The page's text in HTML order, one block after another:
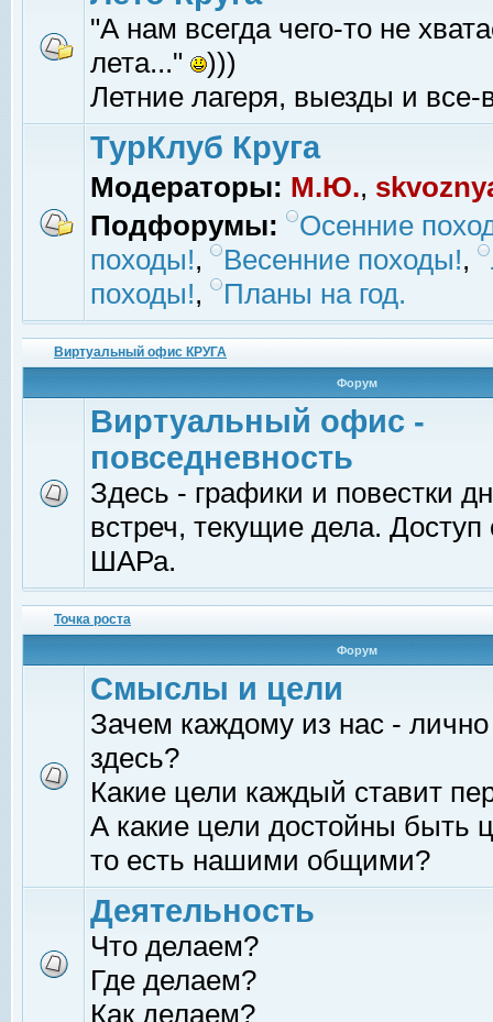
"А нам всегда чего-то не
лета..."
)))
Летние лагеря, выезды и все-
ТурКлуб Круга
Модераторы: М.Ю.,
Подфорумы:
Осенние
походы!, Весенние походы!,
походы!, Планы на год.
Виртуальный офис КРУГА
Форум
Виртуальный офис -
повседневность
Здесь - графики и повестки
встреч, текущие дела.
ШАРа.
Точка роста
Форум
Смыслы и цели
Зачем каждому из нас -
здесь?
Какие цели каждый ставит
А какие цели достойны быть
то есть нашими общими?
Деятельность
Что делаем?
Где делаем?
Как делаем?